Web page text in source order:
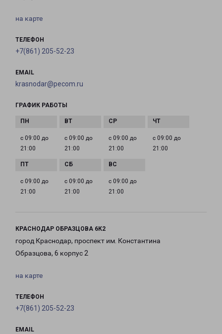
на карте
ТЕЛЕФОН
+7(861) 205-52-23
EMAIL
krasnodar@pecom.ru
ГРАФИК РАБОТЫ
с 09:00 до
21:00
с 09:00 до
21:00
с 09:00 до
21:00
с 09:00 до
21:00
с 09:00 до
21:00
с 09:00 до
21:00
с 09:00 до
21:00
КРАСНОДАР ОБРАЗЦОВА 6К2
город Краснодар, проспект им. Константина
Образцова, 6 корпус 2
на карте
ТЕЛЕФОН
+7(861) 205-52-23
EMAIL